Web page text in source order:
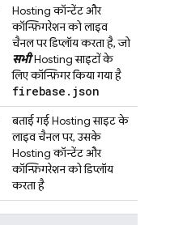
Hostingकॉन्टेंट और
कॉन्फ़िगरेशन को लाइव
चैनल पर डिप्लॉय करता है, जो
सभीHostingसाइटों के
लिए कॉन्फ़िगर किया गया है
firebase . json
बताई गईHostingसाइट के
लाइव चैनल पर, उसके
Hostingकॉन्टेंट और
कॉन्फ़िगरेशन को डिप्लॉय
करता है